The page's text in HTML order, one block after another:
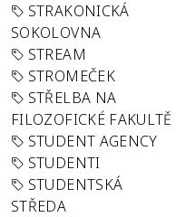
STRAKONICKÁ
SOKOLOVNA
STREAM
STROMEČEK
STŘELBA NA
FILOZOFICKÉ FAKULTĚ
STUDENT AGENCY
STUDENTI
STUDENTSKÁ
STŘEDA